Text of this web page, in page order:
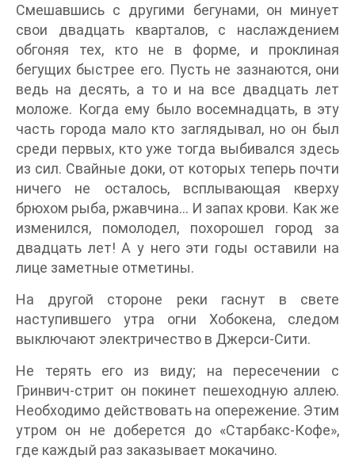
Смешавшись с другими бегунами, он минует
свои двадцать кварталов, с наслаждением
обгоняя тех, кто не в форме, и проклиная
бегущих быстрее его. Пусть не зазнаются, они
ведь на десять, а то и на все двадцать лет
моложе. Когда ему было восемнадцать, в эту
часть города мало кто заглядывал, но он был
среди первых, кто уже тогда выбивался здесь
из сил. Свайные доки, от которых теперь почти
ничего не осталось, всплывающая кверху
брюхом рыба, ржавчина… И запах крови. Как же
изменился, помолодел, похорошел город за
двадцать лет! А у него эти годы оставили на
лице заметные отметины.
На другой стороне реки гаснут в свете
наступившего утра огни Хобокена, следом
выключают электричество в Джерси-Сити.
Не терять его из виду; на пересечении с
Гринвич-стрит он покинет пешеходную аллею.
Необходимо действовать на опережение. Этим
утром он не доберется до «Старбакс-Кофе»,
где каждый раз заказывает мокачино.